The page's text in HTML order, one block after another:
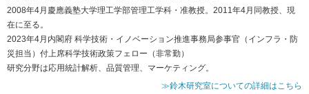
2008年4月慶應義塾大学理工学部管理工学科・准教授。2011年4月同教授、現
在に至る。
2023年4月内閣府 科学技術・イノベーション推進事務局参事官（インフラ・防
災担当）付上席科学技術政策フェロー（非常勤）
研究分野は応用統計解析、品質管理、マーケティング。
≫鈴木研究室についての詳細はこちら